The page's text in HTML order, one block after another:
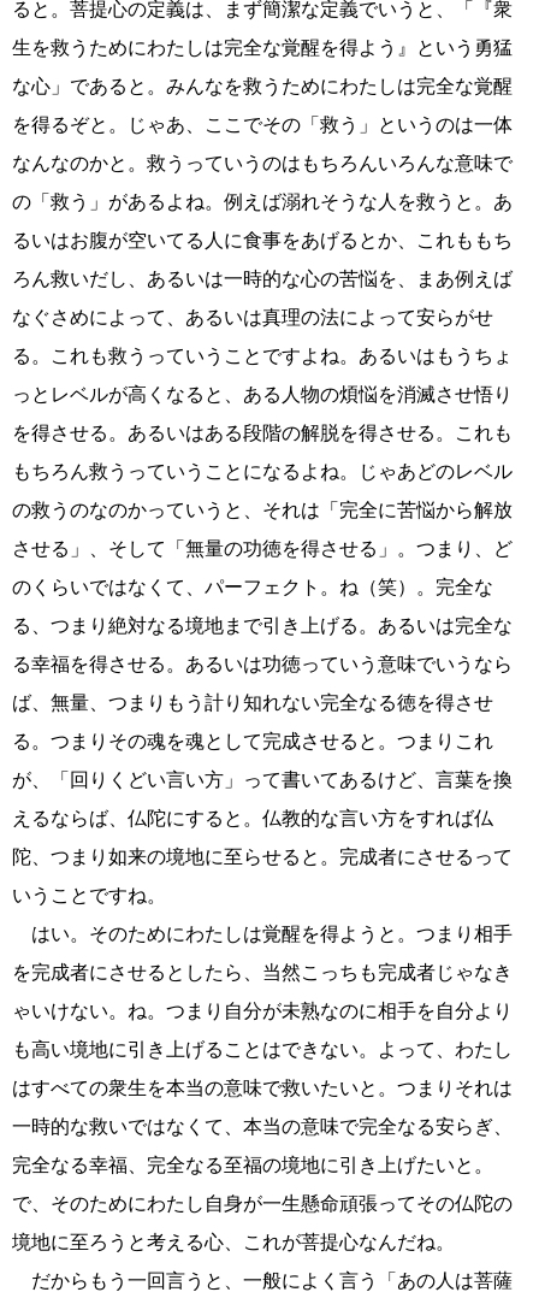
ると。菩提心の定義は、まず簡潔な定義でいうと、「『衆
生を救うためにわたしは完全な覚醒を得よう』という勇猛
な心」であると。みんなを救うためにわたしは完全な覚醒
を得るぞと。じゃあ、ここでその「救う」というのは一体
なんなのかと。救うっていうのはもちろんいろんな意味で
の「救う」があるよね。例えば溺れそうな人を救うと。あ
るいはお腹が空いてる人に食事をあげるとか、これももち
ろん救いだし、あるいは一時的な心の苦悩を、まあ例えば
なぐさめによって、あるいは真理の法によって安らがせ
る。これも救うっていうことですよね。あるいはもうちょ
っとレベルが高くなると、ある人物の煩悩を消滅させ悟り
を得させる。あるいはある段階の解脱を得させる。これも
もちろん救うっていうことになるよね。じゃあどのレベル
の救うのなのかっていうと、それは「完全に苦悩から解放
させる」、そして「無量の功徳を得させる」。つまり、ど
のくらいではなくて、パーフェクト。ね（笑）。完全な
る、つまり絶対なる境地まで引き上げる。あるいは完全な
る幸福を得させる。あるいは功徳っていう意味でいうなら
ば、無量、つまりもう計り知れない完全なる徳を得させ
る。つまりその魂を魂として完成させると。つまりこれ
が、「回りくどい言い方」って書いてあるけど、言葉を換
えるならば、仏陀にすると。仏教的な言い方をすれば仏
陀、つまり如来の境地に至らせると。完成者にさせるって
いうことですね。
はい。そのためにわたしは覚醒を得ようと。つまり相手
を完成者にさせるとしたら、当然こっちも完成者じゃなき
ゃいけない。ね。つまり自分が未熟なのに相手を自分より
も高い境地に引き上げることはできない。よって、わたし
はすべての衆生を本当の意味で救いたいと。つまりそれは
一時的な救いではなくて、本当の意味で完全なる安らぎ、
完全なる幸福、完全なる至福の境地に引き上げたいと。
で、そのためにわたし自身が一生懸命頑張ってその仏陀の
境地に至ろうと考える心、これが菩提心なんだね。
だからもう一回言うと、一般によく言う「あの人は菩薩